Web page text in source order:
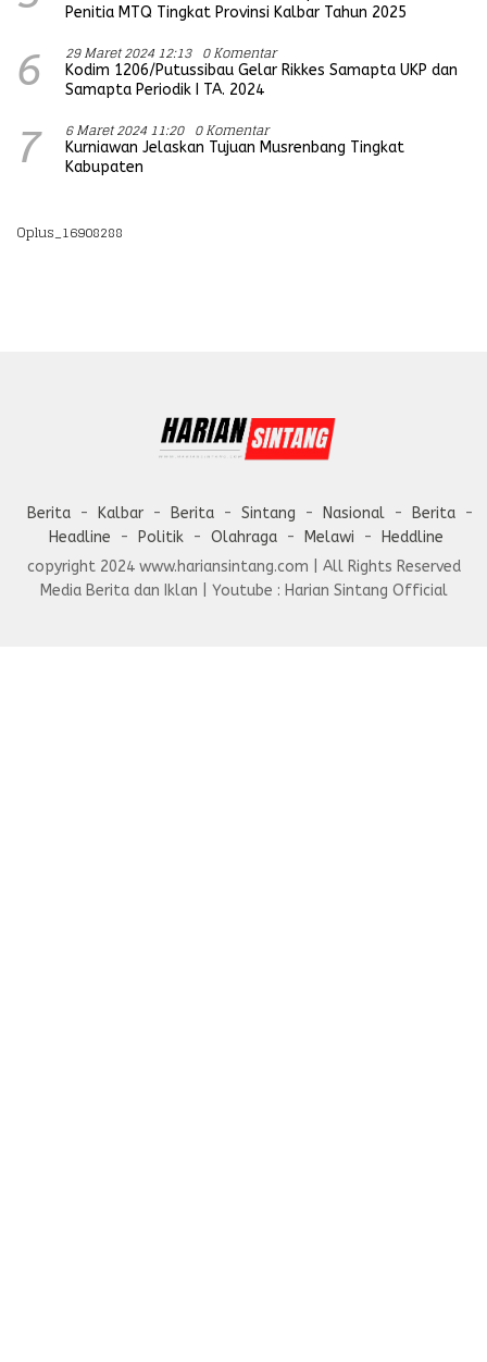
Penitia MTQ Tingkat Provinsi Kalbar Tahun 2025
6 29 Maret 2024 12:13 0 Komentar
Kodim 1206/Putussibau Gelar Rikkes Samapta UKP dan
Samapta Periodik I TA. 2024
7 6 Maret 2024 11:20 0 Komentar
Kurniawan Jelaskan Tujuan Musrenbang Tingkat
Kabupaten
Oplus_16908288
Berita Kalbar Berita Sintang Nasional
Berita
Headline
Politik Olahraga Melawi
Heddline
copyright 2024 www.hariansintang.com | All Rights Reserved
Media Berita dan Iklan | Youtube : Harian Sintang Official